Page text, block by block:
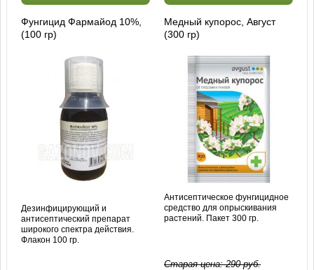
Фунгицид Фармайод 10%,
(100 гр)
Дезинфицирующий и
антисептический препарат
широкого спектра действия.
Флакон 100 гр.
Медный купорос, Август
(300 гр)
Антисептическое фунгицидное
средство для опрыскивания
растений. Пакет 300 гр.
Старая цена:290руб.